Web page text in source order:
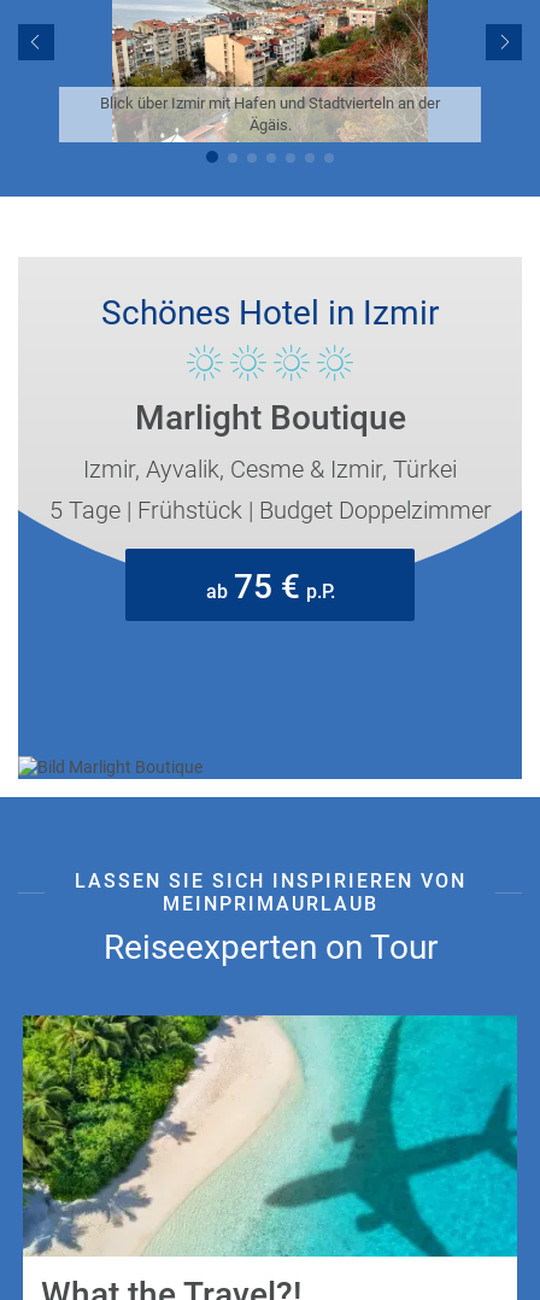
Quelle:
Blick über Izmir mit Hafen und Stadtvierteln an der
Ägäis.
Schönes Hotel in Izmir
Marlight Boutique
Izmir, Ayvalik, Cesme & Izmir, Türkei
5 Tage | Frühstück | Budget Doppelzimmer
ab 75 € p.P.
LASSEN SIE SICH INSPIRIEREN VON
MEINPRIMAURLAUB
Reiseexperten on Tour